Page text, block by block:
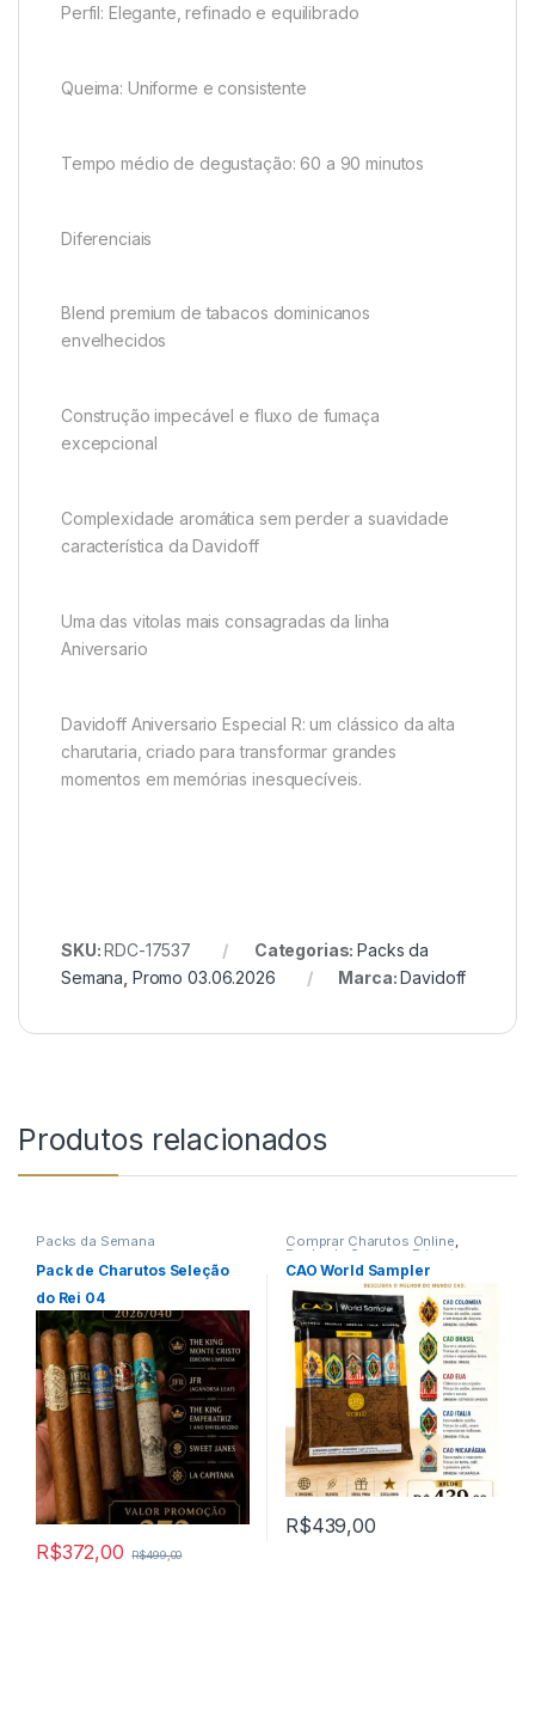
Perfil: Elegante, refinado e equilibrado
Queima: Uniforme e consistente
Tempo médio de degustação: 60 a 90 minutos
Diferenciais
Blend premium de tabacos dominicanos
envelhecidos
Construção impecável e fluxo de fumaça
excepcional
Complexidade aromática sem perder a suavidade
característica da Davidoff
Uma das vitolas mais consagradas da linha
Aniversario
Davidoff Aniversario Especial R: um clássico da alta
charutaria, criado para transformar grandes
momentos em memórias inesquecíveis.
SKU:RDC-17537 Categorias:Packs da
Semana, Promo 03.06.2026 Marca:Davidoff
Produtos relacionados
Packs da Semana
Pack de Charutos Seleção
do Rei 04
R$372,00 R$499,00
Comprar Charutos Online,
Packs da Semana Primeira
Página,Promo Da Semana
CAO World Sampler
R$439,00